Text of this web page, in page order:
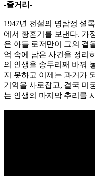
-줄거리-
1947년 전설의 명탐정 셜
에서 황혼기를 보낸다. 가
은 아들 로저만이 그의 곁
억 속에 남은 사건을 정리
의 인생을 송두리째 바꿔
지 못하고 이제는 과거가
기억을 사로잡고, 결국 미
는 인생의 마지막 추리를